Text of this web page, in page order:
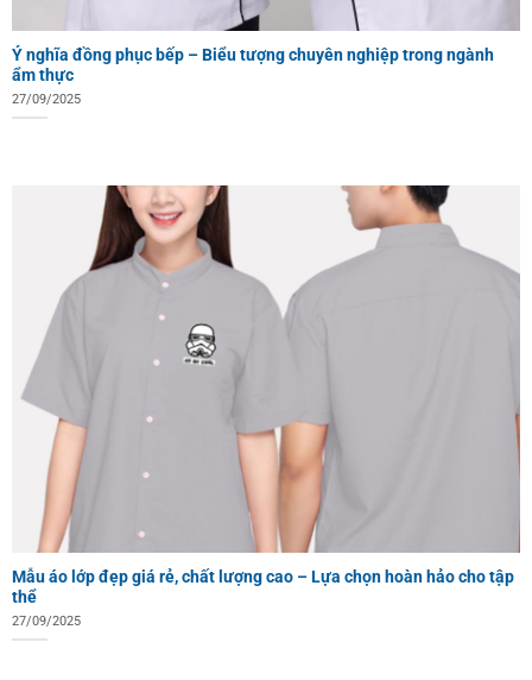
Ý nghĩa đồng phục bếp – Biểu tượng chuyên nghiệp trong ngành
ẩm thực
27/09/2025
Mẫu áo lớp đẹp giá rẻ, chất lượng cao – Lựa chọn hoàn hảo cho tập
thể
27/09/2025